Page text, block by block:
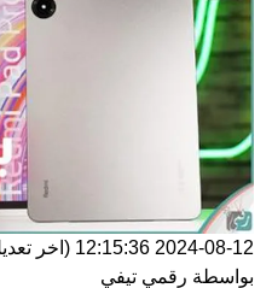
2024-08-12 12:15:36 (اخر
بواسطة رقمي تيفي